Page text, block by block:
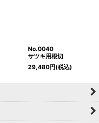
No.0040
サツキ用根切
29,480円(税込)